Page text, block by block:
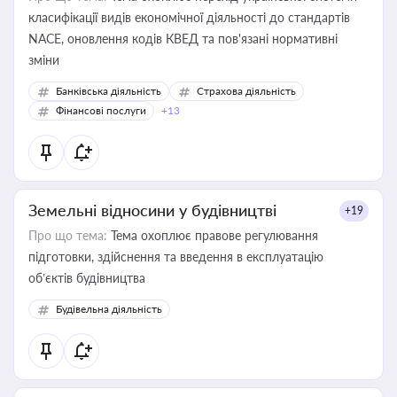
класифікації видів економічної діяльності до стандартів
NACE, оновлення кодів КВЕД та пов'язані нормативні
зміни
Банківська діяльність
Страхова діяльність
Фінансові послуги
+13
Земельні відносини у будівництві +19
Про що тема: Тема охоплює правове регулювання
підготовки, здійснення та введення в експлуатацію
об’єктів будівництва
Будівельна діяльність